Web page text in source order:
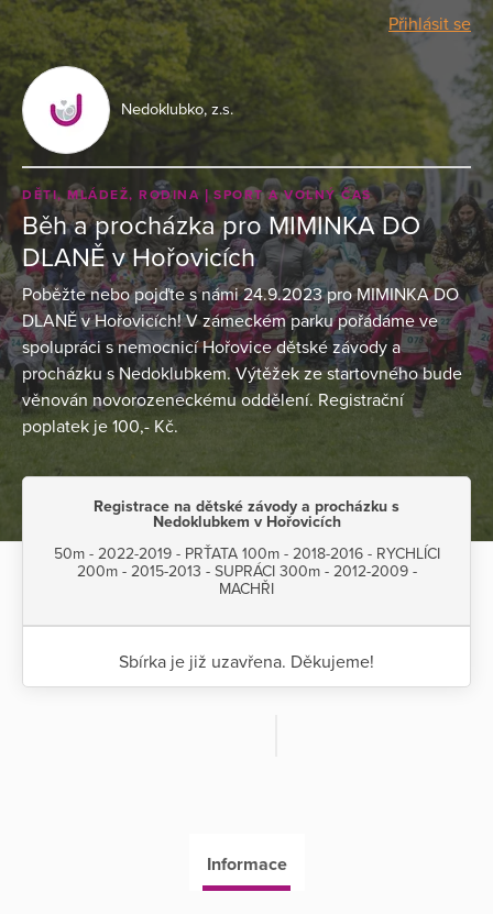
Přihlásit se
Nedoklubko, z.s.
DĚTI, MLÁDEŽ, RODINA SPORT A VOLNÝ ČAS
Běh a procházka pro MIMINKA DO
DLANĚ v Hořovicích
Poběžte nebo pojďte s námi 24.9.2023 pro MIMINKA DO
DLANĚ v Hořovicích! V zámeckém parku pořádáme ve
spolupráci s nemocnicí Hořovice dětské závody a
procházku s Nedoklubkem. Výtěžek ze startovného bude
věnován novorozeneckému oddělení. Registrační
poplatek je 100,- Kč.
Registrace na dětské závody a procházku s
Nedoklubkem v Hořovicích
50m - 2022-2019 - PRŤATA 100m - 2018-2016 - RYCHLÍCI
200m - 2015-2013 - SUPRÁCI 300m - 2012-2009 -
MACHŘI
Sbírka je již uzavřena. Děkujeme!
Informace